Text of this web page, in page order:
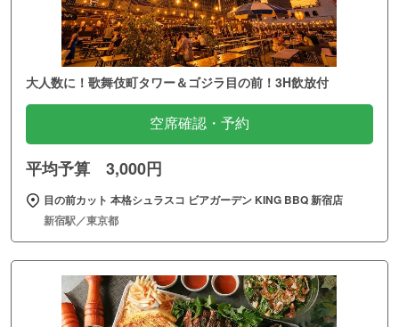
大人数に！歌舞伎町タワー＆ゴジラ目の前！3H飲放付
空席確認・予約
平均予算 3,000円
目の前カット 本格シュラスコ ビアガーデン KING BBQ 新宿店
新宿駅／東京都